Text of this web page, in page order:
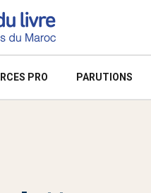
PRO PARUTIONS